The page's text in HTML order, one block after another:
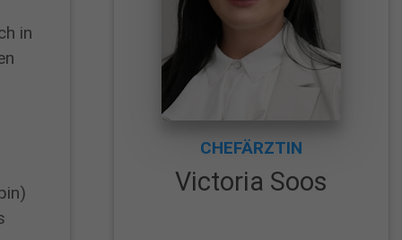
in
CHEFÄRZTIN
Victoria Soos